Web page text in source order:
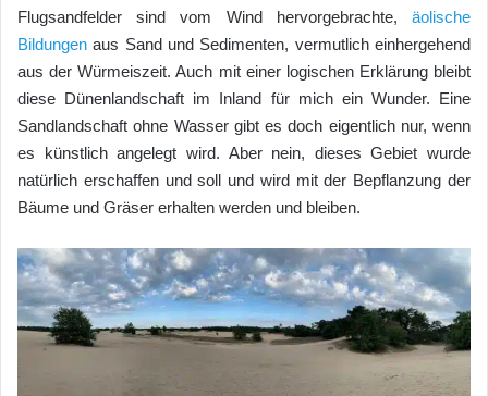
Flugsandfelder sind vom Wind hervorgebrachte, äolische
Bildungen aus Sand und Sedimenten, vermutlich einhergehend
aus der Würmeiszeit. Auch mit einer logischen Erklärung bleibt
diese Dünenlandschaft im Inland für mich ein Wunder. Eine
Sandlandschaft ohne Wasser gibt es doch eigentlich nur, wenn
es künstlich angelegt wird. Aber nein, dieses Gebiet wurde
natürlich erschaffen und soll und wird mit der Bepflanzung der
Bäume und Gräser erhalten werden und bleiben.